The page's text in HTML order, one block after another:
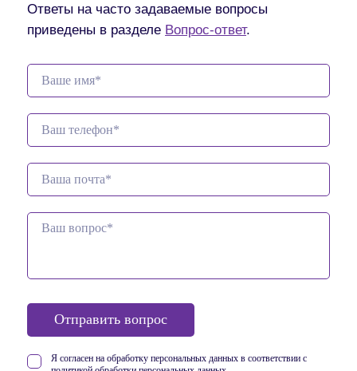
Ответы на часто задаваемые вопросы
приведены в разделе Вопрос-ответ.
Отправить вопрос
Я согласен на обработку персональных данных в соответствии с